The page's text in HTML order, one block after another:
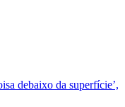
debaixo da superfície’,